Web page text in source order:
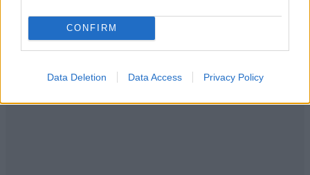
CONFIRM
Data Deletion Data Access Privacy Policy